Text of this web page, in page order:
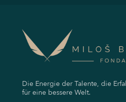
Die Energie der Talente, die
für eine bessere Welt.